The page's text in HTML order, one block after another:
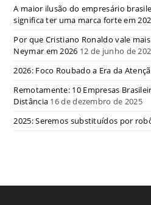
A maior ilusão do empresário
significa ter uma marca forte em
Por que Cristiano Ronaldo vale
Neymar em 2026 12 de junho de
2026: Foco Roubado a Era da
Remotamente: 10 Empresas
Distância 16 de dezembro de 2025
2025: Seremos substituídos por